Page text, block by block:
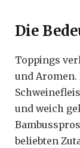
Die
Toppings
und Aromen.
und weich
beliebten